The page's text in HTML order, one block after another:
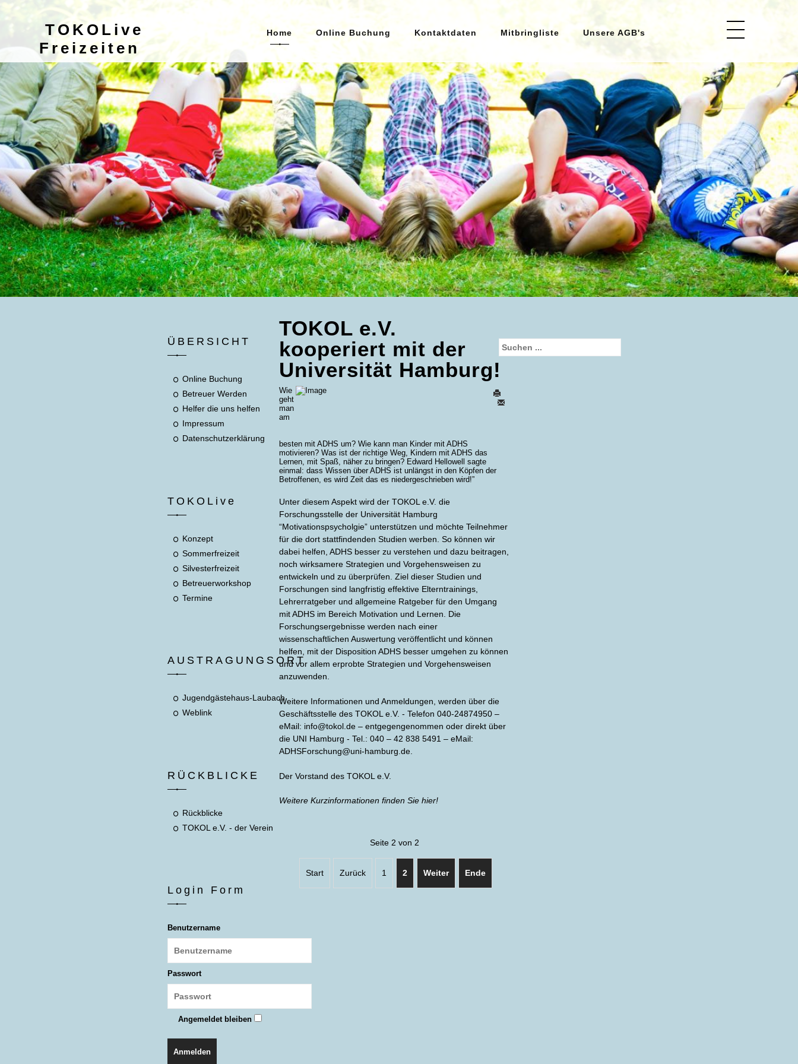
Home
Online Buchung
Kontaktdaten
Mitbringliste
Unsere AGB's
TOKOLive
Freizeiten
Home Online Buchung Kontaktdaten Mitbringliste Unsere AGB's
ÜBERSICHT
Online Buchung
Betreuer Werden
Helfer die uns helfen
Impressum
Datenschutzerklärung
TOKOLive
Konzept
Sommerfreizeit
Silvesterfreizeit
Betreuerworkshop
Termine
AUSTRAGUNGSORT
Jugendgästehaus-Laubach
Weblink
RÜCKBLICKE
Rückblicke
TOKOL e.V. - der Verein
Login Form
Benutzername
Passwort
Angemeldet bleiben
Anmelden
TOKOL e.V.
kooperiert mit der
Universität Hamburg!
Wie
geht
man
am
besten mit ADHS um? Wie kann man Kinder mit ADHS
motivieren? Was ist der richtige Weg, Kindern mit ADHS das
Lernen, mit Spaß, näher zu bringen? Edward Hellowell sagte
einmal: dass Wissen über ADHS ist unlängst in den Köpfen der
Betroffenen, es wird Zeit das es niedergeschrieben wird!”
Unter diesem Aspekt wird der TOKOL e.V. die
Forschungsstelle der Universität Hamburg
“Motivationspsycholgie” unterstützen und möchte Teilnehmer
für die dort stattfindenden Studien werben. So können wir
dabei helfen, ADHS besser zu verstehen und dazu beitragen,
noch wirksamere Strategien und Vorgehensweisen zu
entwickeln und zu überprüfen. Ziel dieser Studien und
Forschungen sind langfristig effektive Elterntrainings,
Lehrerratgeber und allgemeine Ratgeber für den Umgang
mit ADHS im Bereich Motivation und Lernen. Die
Forschungsergebnisse werden nach einer
wissenschaftlichen Auswertung veröffentlicht und können
helfen, mit der Disposition ADHS besser umgehen zu können
und vor allem erprobte Strategien und Vorgehensweisen
anzuwenden.
Weitere Informationen und Anmeldungen, werden über die
Geschäftsstelle des TOKOL e.V. - Telefon 040-24874950 –
eMail: info@tokol.de – entgegengenommen oder direkt über
die UNI Hamburg - Tel.: 040 – 42 838 5491 – eMail:
ADHSForschung@uni-hamburg.de
Der Vorstand des TOKOL e.V.
Weitere Kurzinformationen finden Sie hier!
Seite 2 von 2
Start Zurück 1 2 Weiter Ende